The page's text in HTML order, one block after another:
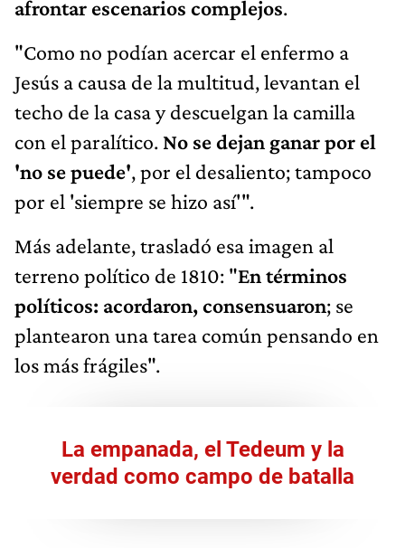
afrontar escenarios complejos.
"Como no podían acercar el enfermo a
Jesús a causa de la multitud, levantan el
techo de la casa y descuelgan la camilla
con el paralítico. No se dejan ganar por el
'no se puede', por el desaliento; tampoco
por el 'siempre se hizo así'".
Más adelante, trasladó esa imagen al
terreno político de 1810: "En términos
políticos: acordaron, consensuaron; se
plantearon una tarea común pensando en
los más frágiles".
La empanada, el Tedeum y la
verdad como campo de batalla